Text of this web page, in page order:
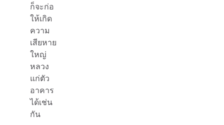
ก็จะก่อ
ให้เกิด
ความ
เสียหาย
ใหญ่
หลวง
แก่ตัว
อาคาร
ได้เช่น
กัน